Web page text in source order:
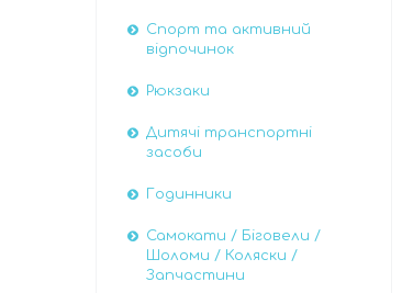
Спорт та активний
відпочинок
Рюкзаки
Дитячі транспортні
засоби
Годинники
Самокати / Біговели /
Шоломи / Коляски /
Запчастини